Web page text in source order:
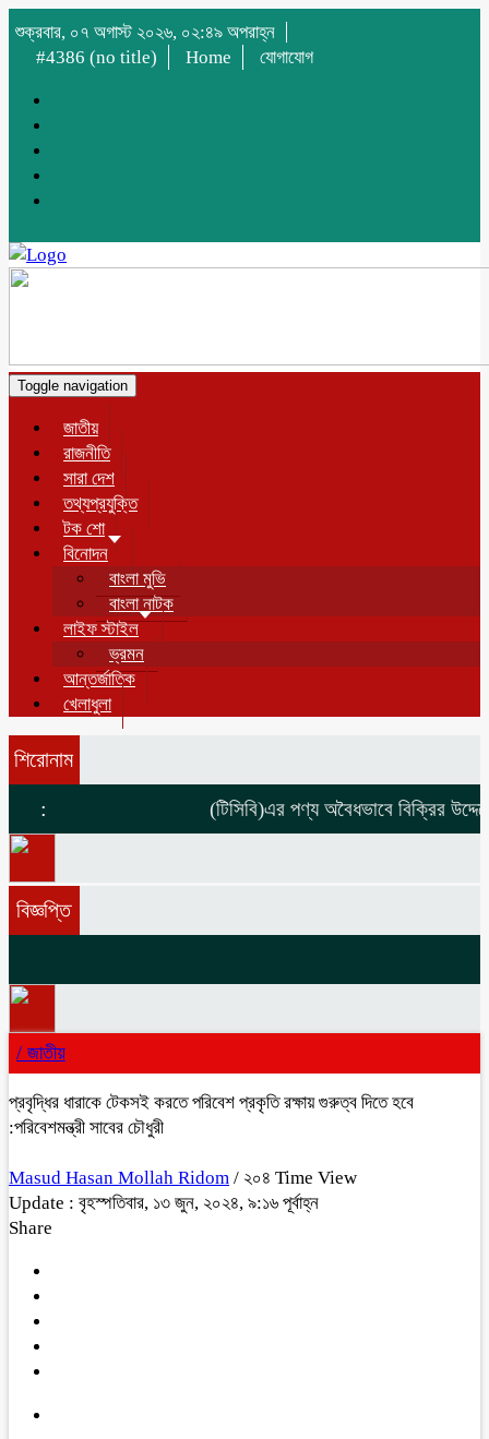
শুক্রবার, ০৭ অগাস্ট ২০২৬, ০২:৪৯ অপরাহ্ন
#4386 (no title)
Home যোগাযোগ
Toggle navigation
জাতীয়
রাজনীতি
সারা দেশ
তথ্যপ্রযুক্তি
টক শো
বিনোদন
বাংলা মুভি
বাংলা নাটক
লাইফ স্টাইল
ভ্রমন
আন্তর্জাতিক
খেলাধুলা
শিরোনাম
: (টিসিবি)এর পণ্য অবৈধভাবে বিক্রির
বিজ্ঞপ্তি
/ জাতীয়
প্রবৃদ্ধির ধারাকে টেকসই করতে পরিবেশ প্রকৃতি রক্ষায় গুরুত্ব দিতে হবে
:পরিবেশমন্ত্রী সাবের চৌধুরী
Masud Hasan Mollah Ridom / ২০৪ Time View
Update : বৃহস্পতিবার, ১৩ জুন, ২০২৪, ৯:১৬ পূর্বাহ্ন
Share